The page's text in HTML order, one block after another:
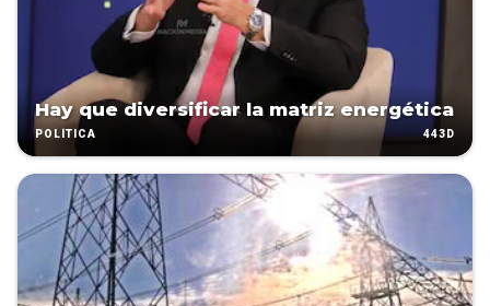
Hay que diversificar la matriz energética
POLÍTICA 443D